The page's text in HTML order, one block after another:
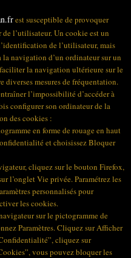
est susceptible de provoquer
l’utilisateur. Un cookie est un
de l’utilisateur, mais
navigation d’un ordinateur sur un
la navigation ultérieure sur le
diverses mesures de fréquentation.
l’impossibilité d’accéder à
configurer son ordinateur de la
des cookies :
en forme de rouage en haut
et choisissez Bloquer
cliquez sur le bouton Firefox,
l’onglet Vie privée. Paramétrez les
personnalisés pour
les cookies.
sur le pictogramme de
Paramètres. Cliquez sur Afficher
cliquez sur
vous pouvez bloquer les